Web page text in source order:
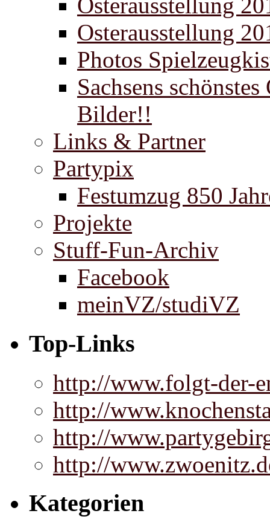
Osterausstellung
Photos
Sachsens
Bilder!!
Links & Partner
Partypix
Festumzug 850
Projekte
Stuff-Fun-Archiv
Facebook
meinVZ/studiVZ
Top-Links
http://www.folgt-der-
http://
http://
http://
Kategorien